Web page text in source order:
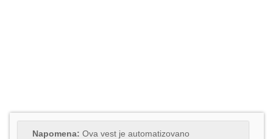
Napomena: Ova vest je automatizovano